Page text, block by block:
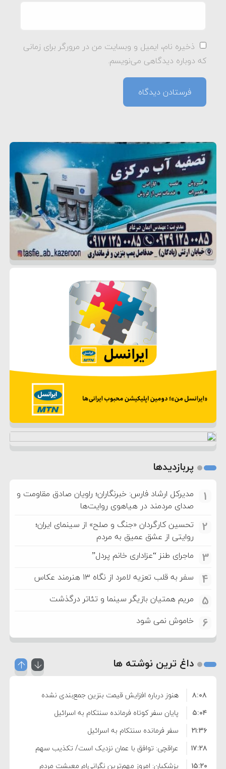
ذخیره نام، ایمیل و وبسایت من در مرورگر برای زمانی
که دوباره دیدگاهی می‌نویسم.
پربازدیدها
1
مدیرکل ارشاد فارس: خبرنگاران؛ راویان صادق مقاومت و
صدای مردمند در هیاهوی روایت‌ها
2
تحسین کارگردان «جنگ و صلح» از سینمای ایران؛
روایتی از عشق عمیق به مردم
3 ماجرای طنز “عزاداری خانم پردل”
4 سفر به قلب تعزیه لامرد از نگاه ۱۳ هنرمند عکاس
5 مریم همتیان بازیگر سینما و تئاتر درگذشت
6 خاموش نمی شود
داغ ترین نوشته ها
هنوز درباره افزایش قیمت بنزین جمع‌بندی نشده
است/ کالا برگ قطعا افزایش می‌یابد
۸:۰۸
پایان سفر کوتاه فرمانده سنتکام به اسرائیل
۵:۰۴
سفر فرمانده سنتکام به اسرائیل
۲۱:۳۶
عراقچی: توافق با عمان نزدیک است/ تکذیب سهم
۱۱ درصدی ایران از خزر
۱۷:۲۸
پزشکیان: امروز مهم‌ترین نگرانی‌ام معیشت مردم
۱۵:۲۰